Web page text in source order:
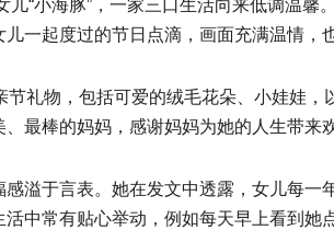
“小海豚”，一家三口生活向来低调温
一起度过的节日点滴，画面充满温情，
礼物，包括可爱的绒毛花朵、小娃娃
最棒的妈妈，感谢妈妈为她的人生带来
溢于言表。她在发文中透露，女儿每
中常有贴心举动，例如每天早上看到